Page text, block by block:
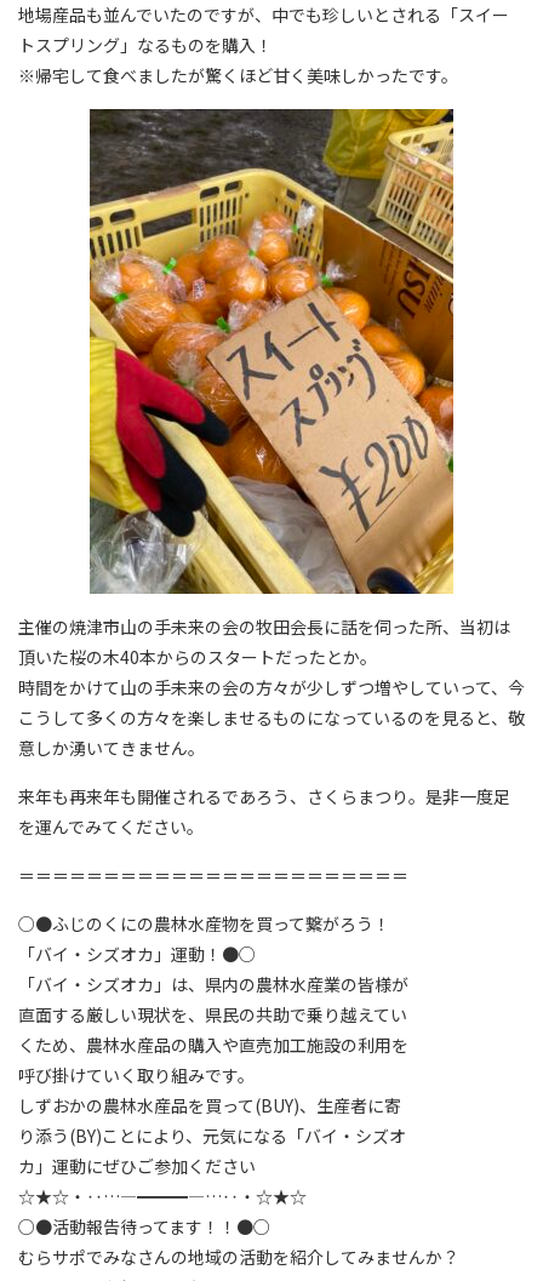
地場産品も並んでいたのですが、中でも珍しいとされる「スイー
トスプリング」なるものを購入！
※帰宅して食べましたが驚くほど甘く美味しかったです。
主催の焼津市山の手未来の会の牧田会長に話を伺った所、当初は
頂いた桜の木40本からのスタートだったとか。
時間をかけて山の手未来の会の方々が少しずつ増やしていって、今
こうして多くの方々を楽しませるものになっているのを見ると、敬
意しか湧いてきません。
来年も再来年も開催されるであろう、さくらまつり。是非一度足
を運んでみてください。
＝＝＝＝＝＝＝＝＝＝＝＝＝＝＝＝＝＝＝＝＝＝＝
○●ふじのくにの農林水産物を買って繋がろう！
「バイ・シズオカ」運動！●○
「バイ・シズオカ」は、県内の農林水産業の皆様が
直面する厳しい現状を、県民の共助で乗り越えてい
くため、農林水産品の購入や直売加工施設の利用を
呼び掛けていく取り組みです。
しずおかの農林水産品を買って(BUY)、生産者に寄
り添う(BY)ことにより、元気になる「バイ・シズオ
カ」運動にぜひご参加ください
☆★☆・‥…―━━━―…‥・☆★☆
○●活動報告待ってます！！●○
むらサポでみなさんの地域の活動を紹介してみませんか？